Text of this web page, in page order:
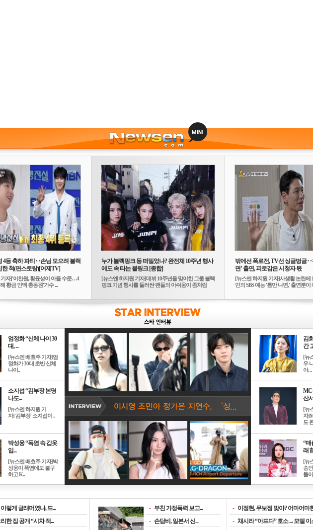
4등 축하 파티‥손님 모으려 블랙
한 척(편스토랑)[어제TV]
자]'이찬원, 황윤성이 아들 수준…4
황금 인맥 총동원'가수 ...
누가 블랙핑크 등 떠밀었나? 완전체 10주년 행사
에도 속 타는 블링크 [종합]
[뉴스엔 하지원 기자]데뷔 10주년을 맞이한 그룹 블랙
핑크 기념 행사를 둘러싼 팬들의 아쉬움이 좀처럼
밖에선 폭로전, TV선 싱글벙글‥
면’ 출연, 피로감은 시청자 몫
[뉴스엔 하지원 기자]사생활 논란에
민의 SBS 예능 '틈만 나면,' 출연분이
엄정화 “신체 나이 30
대, ...
[뉴스엔 배효주 기자]엄
정화가 30대 초반 신체
나이..
소지섭 “김부장 본명
나도...
[뉴스엔 하지원 기
자]'김부장' 소지섭이 ..
박성웅 “폭염 속 갑옷
입...
[뉴스엔 배효주 기자]박
성웅이 폭염에도 불구
하고 K..
김
간
[뉴
우
아, ..
MC
산
[뉴
자
도
“매
래
[뉴
송
들이
렇게 글래머였나, 드...
한 집 공개 “시차 적...
- 부친 가정폭력 보고...
- 손담비, 일본서 신...
- 이정현, 무보정 맞아? 어마어마
- 채시라 “아프다” 호소→모델 이